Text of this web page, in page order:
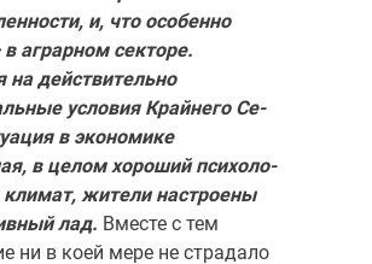
и, что особенно
аграрном секторе.
на действительно
условия Крайнего Се­
в экономике
в целом хороший психоло­
климат, жители настроены
лад. Вместе с тем
ни в коей мере не страдало